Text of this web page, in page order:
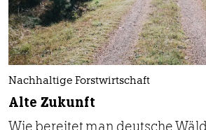
Nachhaltige Forstwirtschaft
Alte Zukunft
Wie bereitet man deutsche